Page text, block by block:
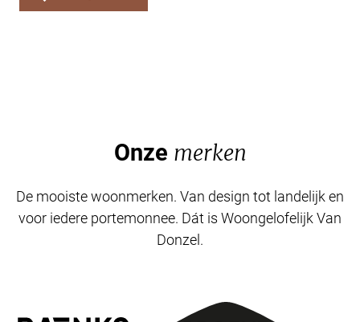
Onze merken
De mooiste woonmerken. Van design tot landelijk en
voor iedere portemonnee. Dát is Woongelofelijk Van
Donzel.